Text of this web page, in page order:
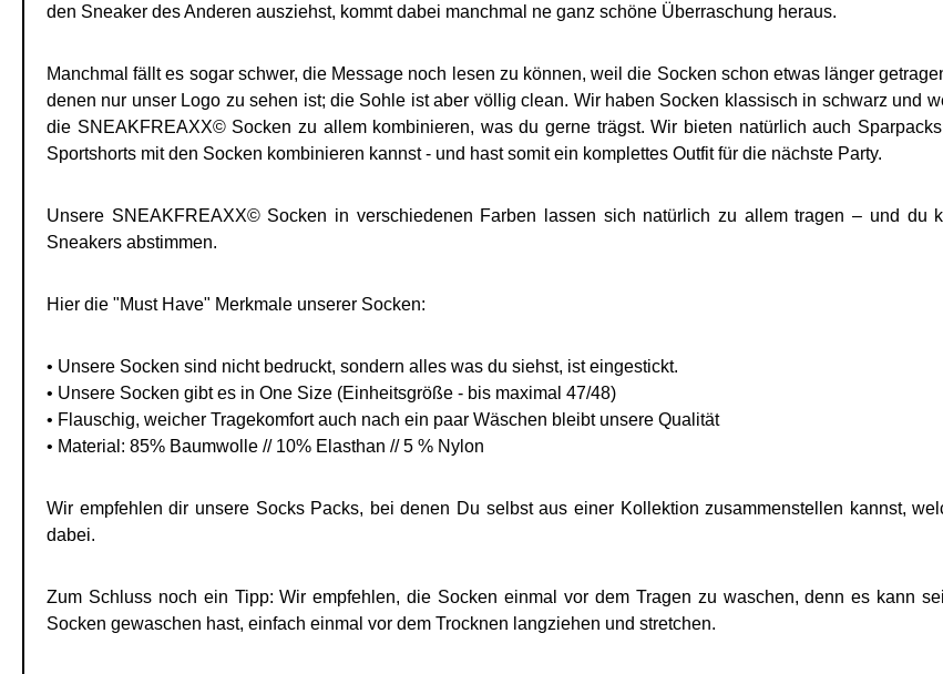
den Sneaker des Anderen ausziehst, kommt dabei manchmal ne ganz schöne Überraschung heraus.
Manchmal fällt es sogar schwer, die Message noch lesen zu können, weil die Socken schon etwas länger
denen nur unser Logo zu sehen ist; die Sohle ist aber völlig clean. Wir haben Socken klassisch in schwarz und
die SNEAKFREAXX© Socken zu allem kombinieren, was du gerne trägst. Wir bieten natürlich auch
Sportshorts mit den Socken kombinieren kannst - und hast somit ein komplettes Outfit für die nächste Party.
Unsere SNEAKFREAXX© Socken in verschiedenen Farben lassen sich natürlich zu allem tragen – und
Sneakers abstimmen.
Hier die "Must Have" Merkmale unserer Socken:
• Unsere Socken sind nicht bedruckt, sondern alles was du siehst, ist eingestickt.
• Unsere Socken gibt es in One Size (Einheitsgröße - bis maximal 47/48)
• Flauschig, weicher Tragekomfort auch nach ein paar Wäschen bleibt unsere Qualität
• Material: 85% Baumwolle // 10% Elasthan // 5 % Nylon
Wir empfehlen dir unsere Socks Packs, bei denen Du selbst aus einer Kollektion zusammenstellen kannst,
dabei.
Zum Schluss noch ein Tipp: Wir empfehlen, die Socken einmal vor dem Tragen zu waschen, denn es kann
Socken gewaschen hast, einfach einmal vor dem Trocknen langziehen und stretchen.